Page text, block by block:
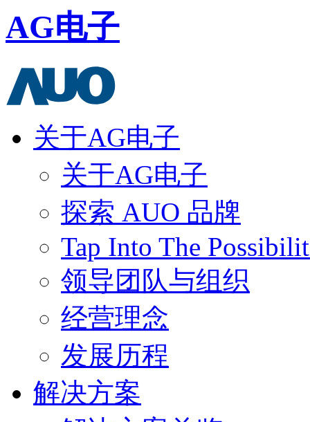
AG电子
关于AG电子
关于AG电子
探索 AUO 品牌
Tap Into The
领导团队与组织
经营理念
发展历程
解决方案